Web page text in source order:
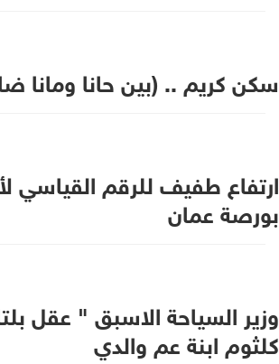
سكن كريم .. (بين حانا ومانا
ارتفاع طفيف للرقم القياسي
بورصة عمان
وزير السياحة الاسبق " عقل
كلثوم ابنة عم والدي